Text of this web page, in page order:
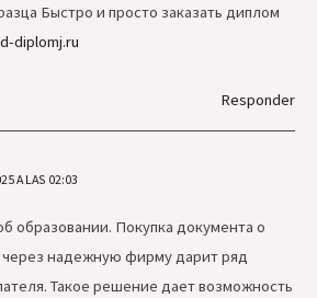
Быстро и просто заказать диплом
diplomj.ru
Responder
A LAS 02:03
образовании. Покупка документа о
надежную фирму дарит ряд
Такое решение дает возможность